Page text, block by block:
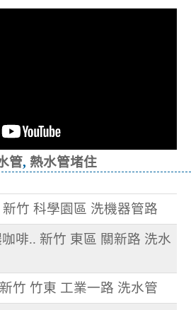
管, 熱水管堵住
竹 科學園區 洗機器管路
啡.. 新竹 東區 關新路 洗水
竹 竹東 工業一路 洗水管